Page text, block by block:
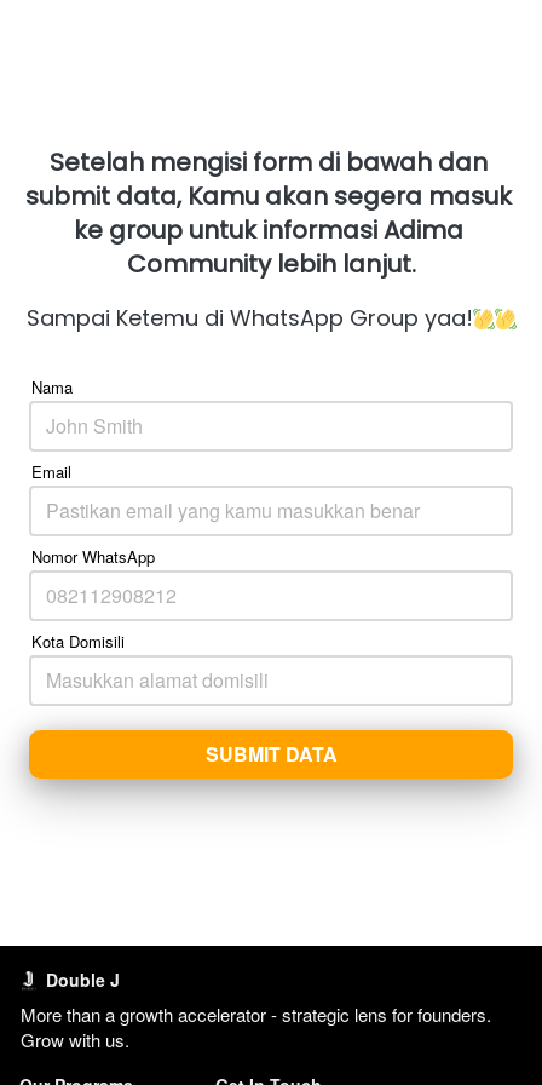
Setelah mengisi form di bawah dan
submit data, Kamu akan segera masuk
ke group untuk informasi Adima
Community lebih lanjut.
Sampai Ketemu di WhatsApp Group yaa!
Nama
Email
Nomor WhatsApp
Kota Domisili
`
SUBMIT DATA
Double J
More than a growth accelerator - strategic lens for founders.
Grow with us.